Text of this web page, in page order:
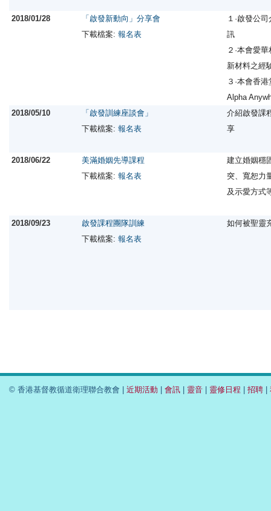
2018/01/28
「啟發新動向」分享會
下載檔案: 報名表
１·啟發公
訊
２·本會愛
新材料之經
３·本會香
Alpha
2018/05/10
「啟發訓練座談會」
下載檔案: 報名表
介紹啟發課
享
2018/06/22
美滿婚姻先導課程
下載檔案: 報名表
建立婚姻穩
突、寬恕力
及示愛方式
2018/09/23
啟發課程團隊訓練
下載檔案: 報名表
如何被聖靈
© 香港基督教循道衛理聯合教會 | 近期活動 | 會訊 | 靈音 | 靈修日程 | 招聘 |